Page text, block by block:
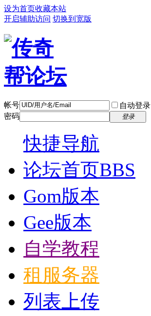
设为首页收藏本站
开启辅助访问 切换到宽版
帐号 自动登录
密码
登录
快捷导航
论坛首页BBS
Gom版本
Gee版本
自学教程
租服务器
列表上传